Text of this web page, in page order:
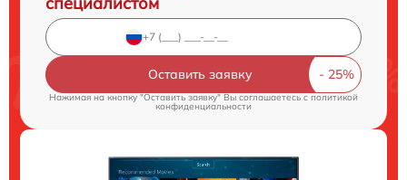
Оставить заявку
Нажимая на кнопку "Оставить заявку" Вы соглашаетесь cполитикой
конфиденциальности